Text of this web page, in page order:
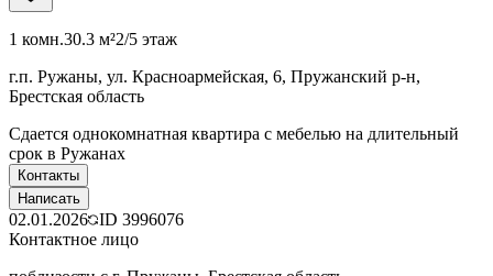
1 комн.30.3 м²2/5 этаж
г.п. Ружаны, ул. Красноармейская, 6, Пружанский р-н,
Брестская область
Сдается однокомнатная квартира с мебелью на длительный
срок в Ружанах
Контакты
Написать
02.01.2026 ID 3996076
Контактное лицо